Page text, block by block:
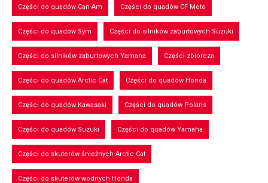
Części do quadów Can-Am Części do quadów CF Moto
Części do quadów Sym Części do silników zaburtowych Suzuki
Części do silników zaburtowych Yamaha Części zbiorcza
Części do quadów Arctic Cat Części do quadów Honda
Części do quadów Kawasaki Części do quadów Polaris
Części do quadów Suzuki Części do quadów Yamaha
Części do skuterów śnieżnych Arctic Cat
Części do skuterów wodnych Honda